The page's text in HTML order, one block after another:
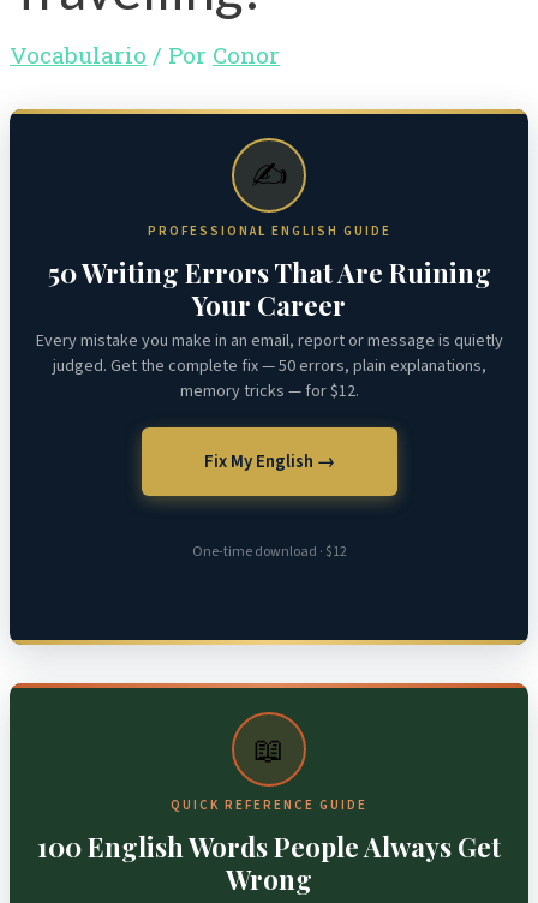
Vocabulario / Por Conor
✍️
PROFESSIONAL ENGLISH GUIDE
50 Writing Errors That Are Ruining
Your Career
Every mistake you make in an email, report or message is quietly
judged. Get the complete fix — 50 errors, plain explanations,
memory tricks — for $12.
Fix My English →
One-time download · $12
📖
QUICK REFERENCE GUIDE
100 English Words People Always Get
Wrong